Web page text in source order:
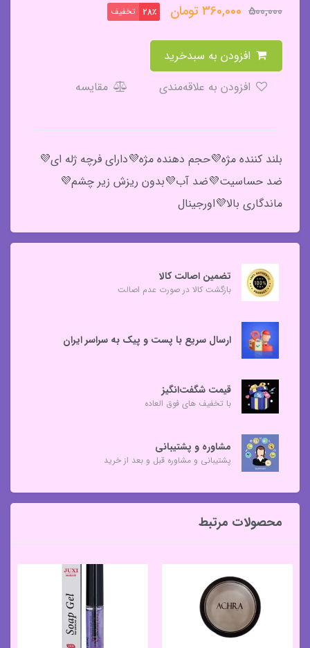
500,000
360,000تومان 28٪ تخفیف
مقایسه
بلند کننده مژه💜حجم دهنده مژه💜دارای فرچه ژله ای💜
ضد حساسیت💜ضد آب💜بدون ریزش زیر چشم💜
ماندگاری بالا💜اورجینال
تضمین اصالت کالا
بازگشت کالا در صورت عدم اصالت
ارسال سریع با پست و پیک به سراسر ایران
قیمت شگفت‌انگیز
با تخفیف های فوق العاده
مشاوره و پشتیبانی
پشتیبانی و مشاوره قبل و بعد از خرید
محصولات مرتبط